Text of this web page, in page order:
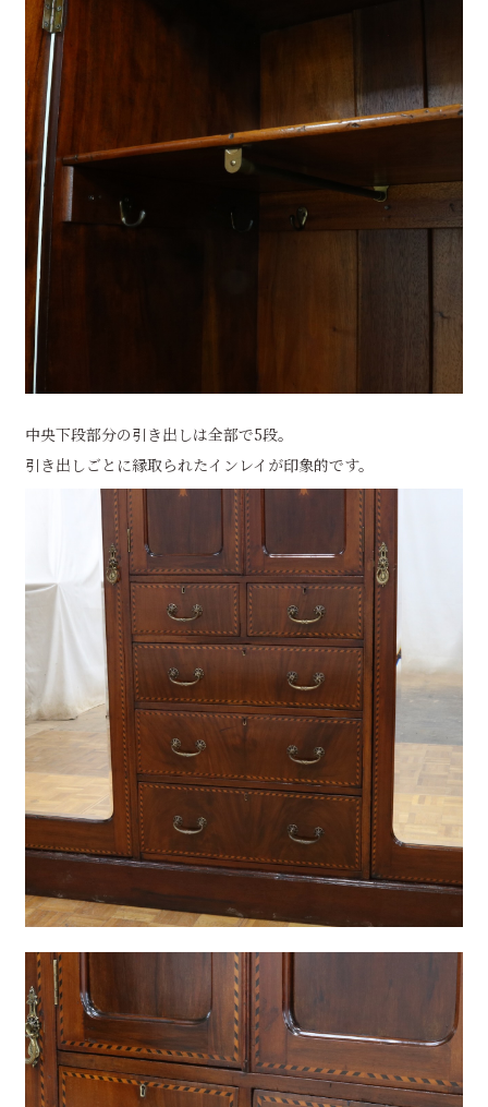
中央下段部分の引き出しは全部で5段。
引き出しごとに縁取られたインレイが印象的です。